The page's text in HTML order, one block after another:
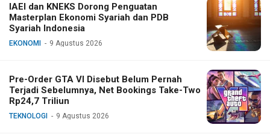
IAEI dan KNEKS Dorong Penguatan
Masterplan Ekonomi Syariah dan PDB
Syariah Indonesia
EKONOMI 9 Agustus 2026
Pre-Order GTA VI Disebut Belum Pernah
Terjadi Sebelumnya, Net Bookings Take-Two
Rp24,7 Triliun
TEKNOLOGI 9 Agustus 2026